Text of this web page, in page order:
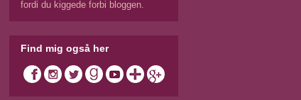
fordi du kiggede forbi bloggen.
Find mig også her